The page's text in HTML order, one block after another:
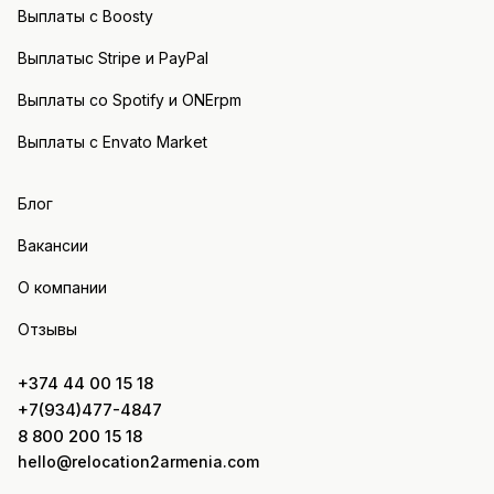
Выплаты с Boosty
Выплатыс Stripe и PayPal
Выплаты со Spotify и ONErpm
Выплаты с Envato Market
Блог
Вакансии
О компании
Отзывы
+374 44 00 15 18
+7(934)477-4847
8 800 200 15 18
hello@relocation2armenia.com